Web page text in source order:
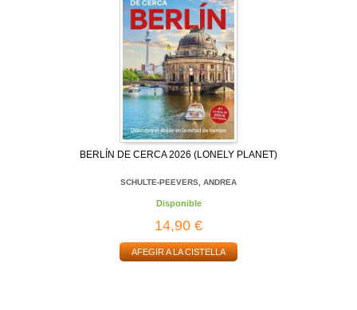
BERLÍN DE CERCA 2026 (LONELY PLANET)
SCHULTE-PEEVERS, ANDREA
Disponible
14,90 €
AFEGIR A LA CISTELLA